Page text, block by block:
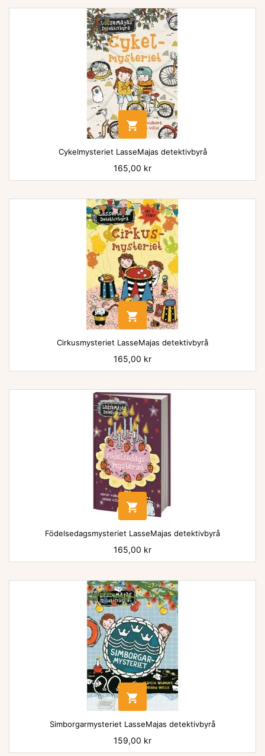

Cykelmysteriet LasseMajas detektivbyrå
Pris
165,00 kr

Cirkusmysteriet LasseMajas detektivbyrå
Pris
165,00 kr

Födelsedagsmysteriet LasseMajas detektivbyrå
Pris
165,00 kr

Simborgarmysteriet LasseMajas detektivbyrå
Pris
159,00 kr